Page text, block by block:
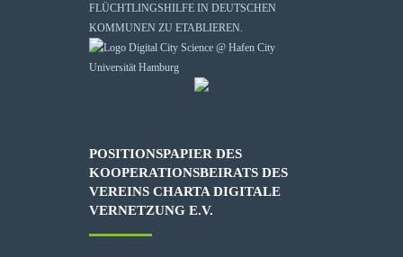
FLÜCHTLINGSHILFE IN DEUTSCHEN
KOMMUNEN ZU ETABLIEREN.
POSITIONSPAPIER DES
KOOPERATIONSBEIRATS DES
VEREINS CHARTA DIGITALE
VERNETZUNG E.V.